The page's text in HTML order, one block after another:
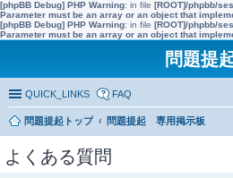
[phpBB Debug] PHP Warning: in file [ROOT]/phpbb/
Parameter must be an array or an object that
[phpBB Debug] PHP Warning: in file [ROOT]/phpbb/
Parameter must be an array or an object that
問題提
QUICK_LINKS FAQ
問題提起トップ
問題提起 専用掲示板
よくある質問